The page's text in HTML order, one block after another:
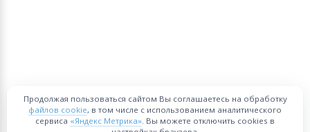
Продолжая пользоваться сайтом Вы соглашаетесь на обработку
файлов cookie, в том числе с использованием аналитического
сервиса «Яндекс Метрика». Вы можете отключить cookies в